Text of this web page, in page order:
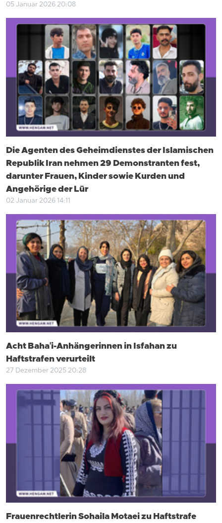
05 Januar 2026 20:08
Die Agenten des Geheimdienstes der Islamischen
Republik Iran nehmen 29 Demonstranten fest,
darunter Frauen, Kinder sowie Kurden und
Angehörige der Lūr
02 Januar 2026 14:11
Acht Baha'i-Anhängerinnen in Isfahan zu
Haftstrafen verurteilt
27 Dezember 2025 20:28
Frauenrechtlerin Sohaila Motaei zu Haftstrafe